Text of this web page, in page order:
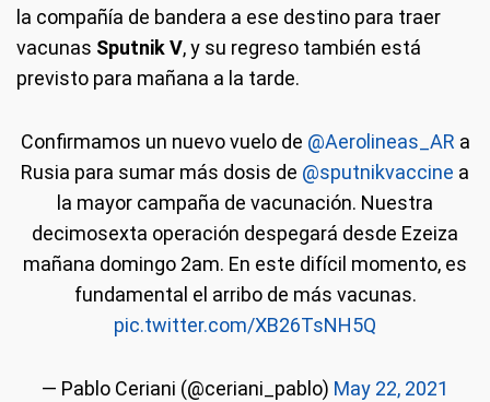
la compañía de bandera a ese destino para traer
vacunas Sputnik V, y su regreso también está
previsto para mañana a la tarde.
Confirmamos un nuevo vuelo de @Aerolineas_AR a
Rusia para sumar más dosis de @sputnikvaccine a
la mayor campaña de vacunación. Nuestra
decimosexta operación despegará desde Ezeiza
mañana domingo 2am. En este difícil momento, es
fundamental el arribo de más vacunas.
pic.twitter.com/XB26TsNH5Q
— Pablo Ceriani (@ceriani_pablo) May 22, 2021